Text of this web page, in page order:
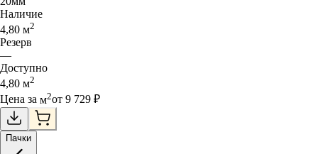
Наличие
4,80 м2
Резерв
—
Доступно
4,80 м2
Цена за м2от 9 729 ₽
Пачки